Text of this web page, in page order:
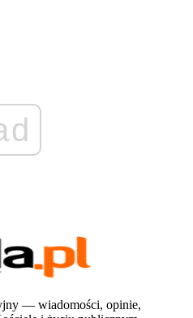
— wiadomości, opinie,